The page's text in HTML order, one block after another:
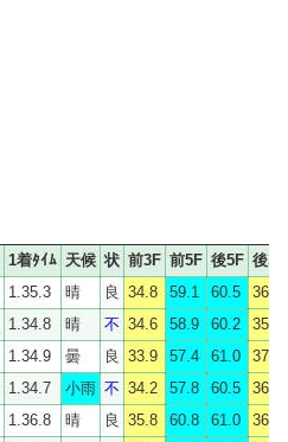
1着ﾀｲﾑ 天候 状 前3F 前5F 後5F 後3F
1.35.3 晴 良 34.8 59.1 60.5
36.2
1.34.8 晴 不 34.6 58.9 60.2
35.9
1.34.9 曇 良 33.9 57.4 61.0
37.5
1.34.7 小雨 不 34.2 57.8 60.5
36.9
1.36.8 晴 良 35.8 60.8 61.0
36.0